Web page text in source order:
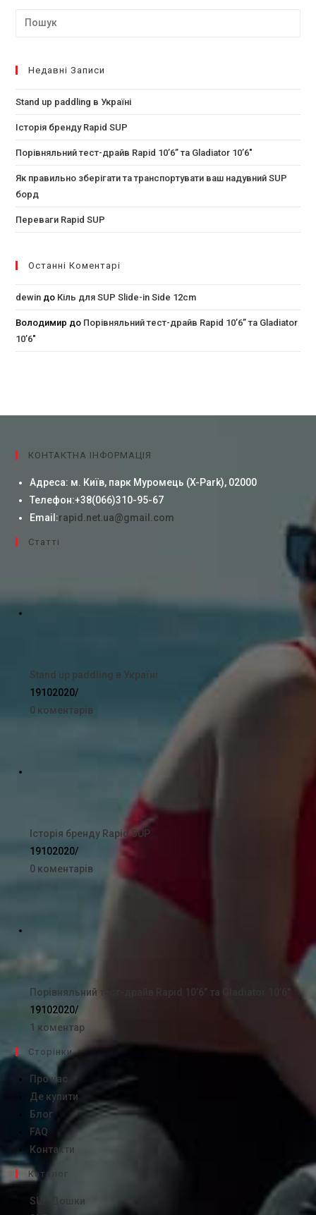
Недавні Записи
Stand up paddling в Україні
Історія бренду Rapid SUP
Порівняльний тест-драйв Rapid 10’6” та Gladiator 10’6″
Як правильно зберігати та транспортувати ваш надувний SUP
борд
Переваги Rapid SUP
Останні Коментарі
dewin до Кіль для SUP Slide-in Side 12cm
Володимир до Порівняльний тест-драйв Rapid 10’6” та Gladiator
10’6″
КОНТАКТНА ІНФОРМАЦІЯ
Адреса: м. Київ, парк Муромець (X-Park), 02000
Телефон:+38(066)310-95-67
Email:rapid.net.ua@gmail.com
Cтатті
Stand up paddling в Україні
19102020/
0 коментарів
Історія бренду Rapid SUP
19102020/
0 коментарів
Порівняльний тест-драйв Rapid 10’6” та Gladiator 10’6″
19102020/
1 коментар
Сторінки
Про нас
Де купити
Блог
FAQ
Контакти
Каталог
SUP Дошки